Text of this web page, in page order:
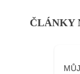
ČLÁNKY